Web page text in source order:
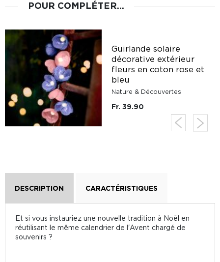
POUR COMPLÉTER...
Guirlande solaire
décorative extérieur
fleurs en coton rose et
bleu
Nature & Découvertes
Fr. 39.90
DESCRIPTION CARACTÉRISTIQUES
Et si vous instauriez une nouvelle tradition à Noël en
réutilisant le même calendrier de l'Avent chargé de
souvenirs ?